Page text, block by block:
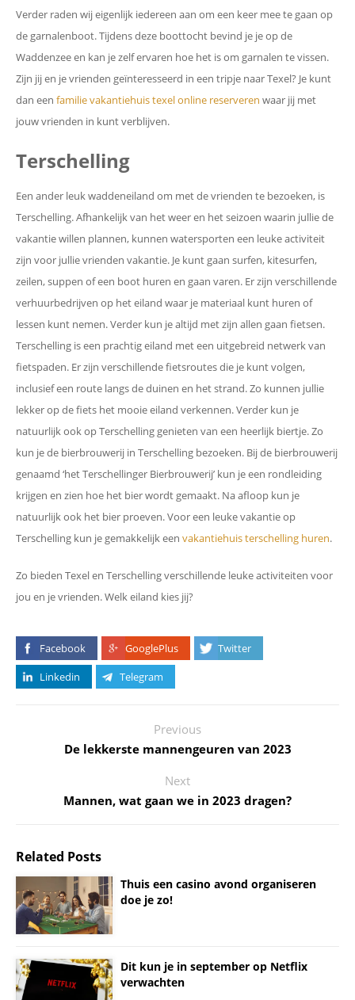
Verder raden wij eigenlijk iedereen aan om een keer mee te gaan op
de garnalenboot. Tijdens deze boottocht bevind je je op de
Waddenzee en kan je zelf ervaren hoe het is om garnalen te vissen.
Zijn jij en je vrienden geïnteresseerd in een tripje naar Texel? Je kunt
dan een familie vakantiehuis texel online reserveren waar jij met
jouw vrienden in kunt verblijven.
Terschelling
Een ander leuk waddeneiland om met de vrienden te bezoeken, is
Terschelling. Afhankelijk van het weer en het seizoen waarin jullie de
vakantie willen plannen, kunnen watersporten een leuke activiteit
zijn voor jullie vrienden vakantie. Je kunt gaan surfen, kitesurfen,
zeilen, suppen of een boot huren en gaan varen. Er zijn verschillende
verhuurbedrijven op het eiland waar je materiaal kunt huren of
lessen kunt nemen. Verder kun je altijd met zijn allen gaan fietsen.
Terschelling is een prachtig eiland met een uitgebreid netwerk van
fietspaden. Er zijn verschillende fietsroutes die je kunt volgen,
inclusief een route langs de duinen en het strand. Zo kunnen jullie
lekker op de fiets het mooie eiland verkennen. Verder kun je
natuurlijk ook op Terschelling genieten van een heerlijk biertje. Zo
kun je de bierbrouwerij in Terschelling bezoeken. Bij de bierbrouwerij
genaamd ‘het Terschellinger Bierbrouwerij’ kun je een rondleiding
krijgen en zien hoe het bier wordt gemaakt. Na afloop kun je
natuurlijk ook het bier proeven. Voor een leuke vakantie op
Terschelling kun je gemakkelijk een vakantiehuis terschelling huren.
Zo bieden Texel en Terschelling verschillende leuke activiteiten voor
jou en je vrienden. Welk eiland kies jij?
Facebook GooglePlus
Twitter
Linkedin
Telegram
Previous
De lekkerste mannengeuren van 2023
Next
Mannen, wat gaan we in 2023 dragen?
Related Posts
Thuis een casino avond organiseren
doe je zo!
Dit kun je in september op Netflix
verwachten